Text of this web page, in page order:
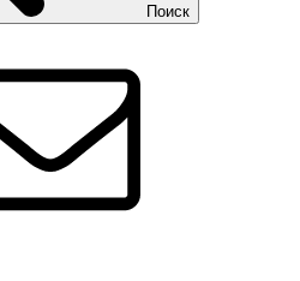
Поиск